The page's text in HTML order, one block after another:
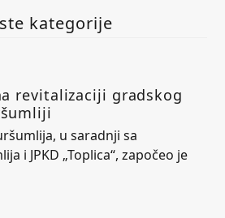
kategorije
revitalizaciji gradskog
u saradnji sa
i JPKD „Toplica“, započeo je